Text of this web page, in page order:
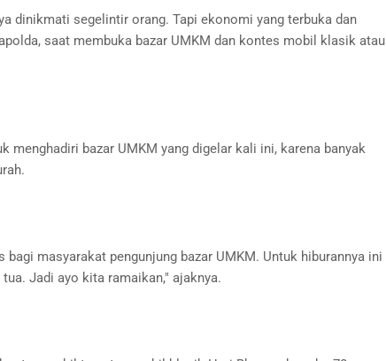
dinikmati segelintir orang. Tapi ekonomi yang terbuka dan
saat membuka bazar UMKM dan kontes mobil klasik atau
menghadiri bazar UMKM yang digelar kali ini, karena banyak
masyarakat pengunjung bazar UMKM. Untuk hiburannya ini
Jadi ayo kita ramaikan," ajaknya.